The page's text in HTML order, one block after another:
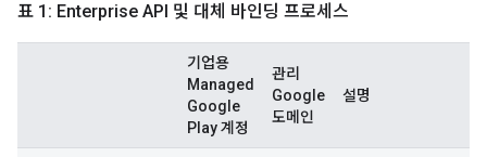
표 1: Enterprise API 및 대체 바인딩 프로세스
기업용
Managed
Google
Play 계정
관리
Google
도메인
설명